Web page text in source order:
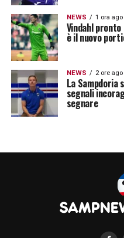
NEWS 1 ora ago
Vindahl
è il nuovo
NEWS 2 ore ago
La Sampdoria
segnali
segnare